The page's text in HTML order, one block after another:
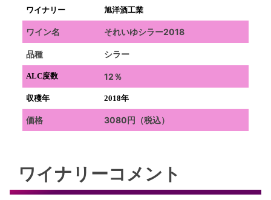
ワイナリー 旭洋酒工業
ワイン名 それいゆシラー2018
品種 シラー
ALC度数 12％
収穫年 2018年
価格 3080円（税込）
ワイナリーコメント